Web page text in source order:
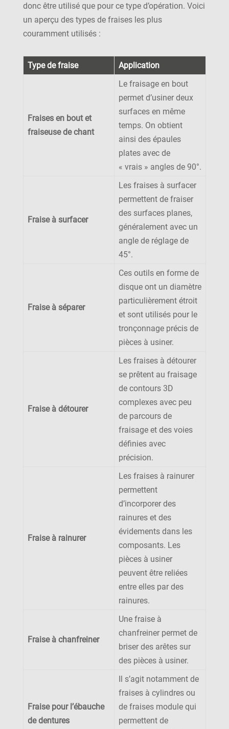
donc être utilisé que pour ce type d’opération. Voici
un aperçu des types de fraises les plus
couramment utilisés :
Type de fraise Application
Fraises en bout et
fraiseuse de chant
Le fraisage en bout
permet d’usiner deux
surfaces en même
temps. On obtient
ainsi des épaules
plates avec de
« vrais » angles de 90°.
Fraise à surfacer
Les fraises à surfacer
permettent de fraiser
des surfaces planes,
généralement avec un
angle de réglage de
45°.
Fraise à séparer
Ces outils en forme de
disque ont un diamètre
particulièrement étroit
et sont utilisés pour le
tronçonnage précis de
pièces à usiner.
Fraise à détourer
Les fraises à détourer
se prêtent au fraisage
de contours 3D
complexes avec peu
de parcours de
fraisage et des voies
définies avec
précision.
Fraise à rainurer
Les fraises à rainurer
permettent
d’incorporer des
rainures et des
évidements dans les
composants. Les
pièces à usiner
peuvent être reliées
entre elles par des
rainures.
Fraise à chanfreiner
Une fraise à
chanfreiner permet de
briser des arêtes sur
des pièces à usiner.
Fraise pour l’ébauche
de dentures
Il s’agit notamment de
fraises à cylindres ou
de fraises module qui
permettent de